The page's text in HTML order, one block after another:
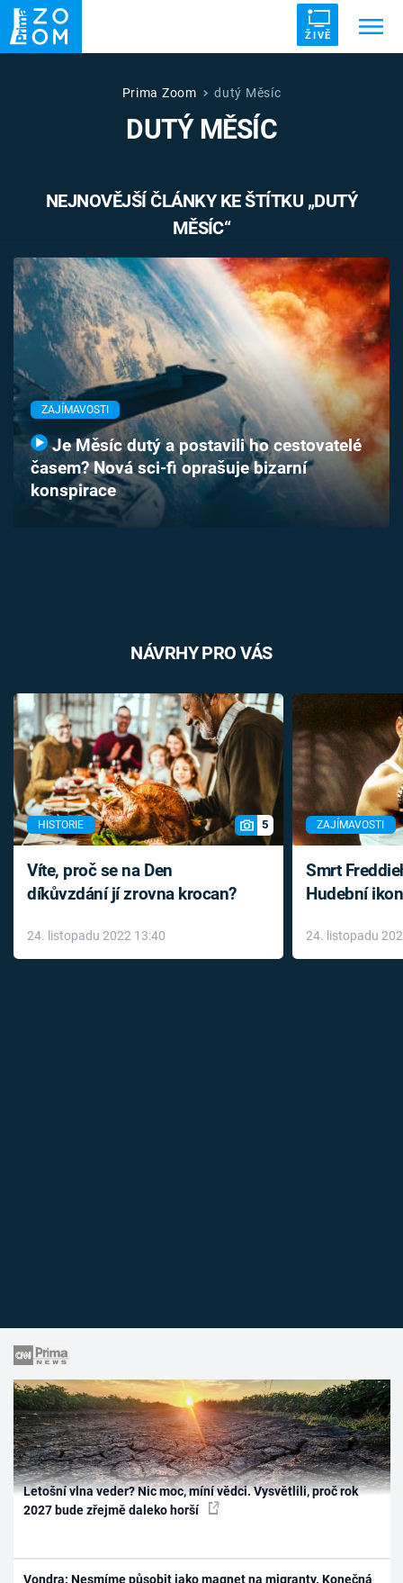
ŽIVĚ
UFO DRUHÁ SVĚTOVÁ VÁLKA
VETŘELCI DÁVNOVĚKU
Témata
Pořady
TV Program
Časopis
Sledujte prima+
Přihlášení
Prima Zoom dutý Měsíc
DUTÝ MĚSÍC
NEJNOVĚJŠÍ ČLÁNKY KE ŠTÍTKU „DUTÝ
MĚSÍC“
ZAJÍMAVOSTI
Je Měsíc dutý a postavili ho cestovatelé
časem? Nová sci-fi oprašuje bizarní
konspirace
NÁVRHY PRO VÁS
HISTORIE 5
Víte, proč se na Den
díkůvzdání jí zrovna krocan?
24. listopadu 2022 13:40
ZAJÍMAVOSTI
Smrt
Hudební
léky
24. listopadu
Letošní vlna veder? Nic moc, míní vědci. Vysvětlili, proč rok
2027 bude zřejmě daleko horší
Vondra: Nesmíme působit jako magnet na migranty. Konečná